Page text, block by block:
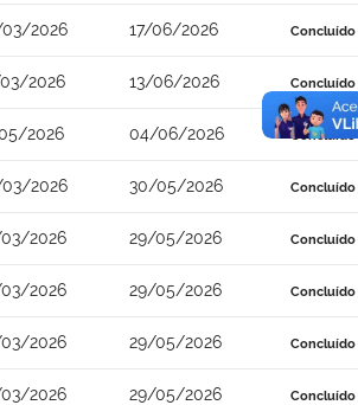
2026 17/06/2026 Concluído
2026 13/06/2026 Concluído
2026 04/06/2026 Concluído
2026 30/05/2026 Concluído
2026 29/05/2026 Concluído
2026 29/05/2026 Concluído
2026 29/05/2026 Concluído
2026 29/05/2026 Concluído